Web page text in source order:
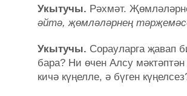
Укытучы. Рәхмәт.
әйтә, җөмләләрнең
Укытучы. Сорауларга җавап
бара? Ни өчен Алсу
кичә күңелле, ә бүген